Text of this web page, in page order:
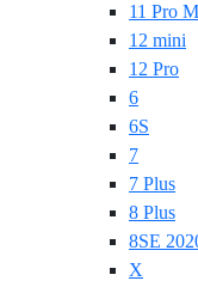
11 Pro
12 mini
12 Pro
6
6S
7
7 Plus
8 Plus
8SE
X